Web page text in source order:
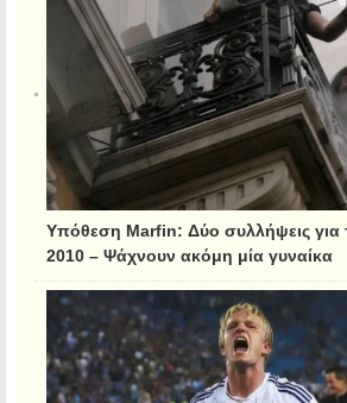
Υπόθεση Marfin: Δύο συλλήψεις για
2010 – Ψάχνουν ακόμη μία γυναίκα